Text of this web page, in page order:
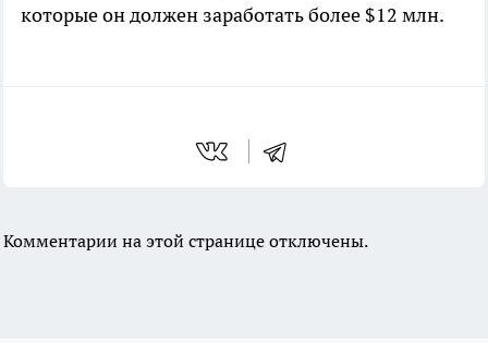
которые он должен заработать более $12 млн.
Комментарии на этой странице отключены.